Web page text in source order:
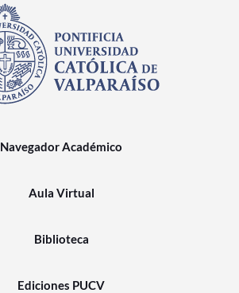
Navegador Académico
Aula Virtual
Biblioteca
Ediciones PUCV